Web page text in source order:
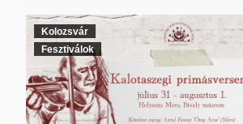
Kolozsvár
Fesztiválok